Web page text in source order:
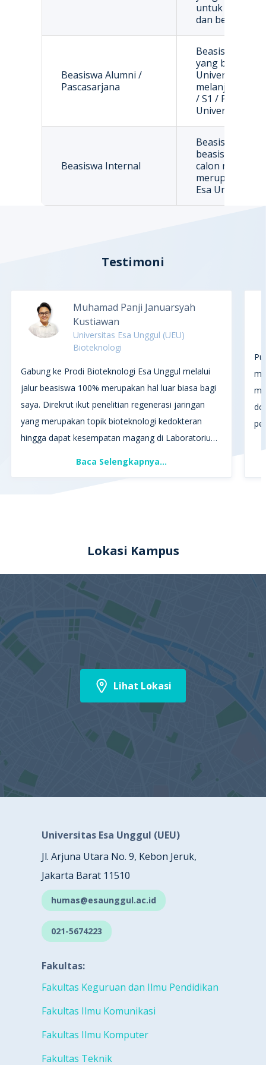
untuk
dan berdomisili
Beasiswa Alumni /
Pascasarjana
Beasiswa bagi
yang berasal
Universitas
melanjutkan
/ S1 /
Universitas
Beasiswa Internal
Beasiswa
beasiswa yang
calon
merupakan
Esa Unggul.
Testimoni
Muhamad Panji Januarsyah
Kustiawan
Universitas Esa Unggul (UEU)
Bioteknologi
Gabung ke Prodi Bioteknologi Esa Unggul melalui
jalur beasiswa 100% merupakan hal luar biasa bagi
saya. Direkrut ikut penelitian regenerasi jaringan
yang merupakan topik bioteknologi kedokteran
hingga dapat kesempatan magang di Laboratorium
Baca Selengkapnya...
mimpi.
Lokasi Kampus
Lihat Lokasi
Universitas Esa Unggul (UEU)
Jl. Arjuna Utara No. 9, Kebon Jeruk,
Jakarta Barat 11510
humas@esaunggul.ac.id
021-5674223
Fakultas:
Fakultas Keguruan dan Ilmu Pendidikan
Fakultas Ilmu Komunikasi
Fakultas Ilmu Komputer
Fakultas Teknik